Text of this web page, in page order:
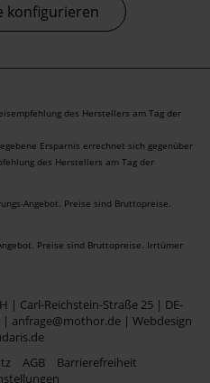
konfigurieren
des Herstellers am Tag der
Ersparnis errechnet sich gegenüber
des Herstellers am Tag der
Angebot. Preise sind Bruttopreise.
Preise sind Bruttopreise. Irrtümer
| Carl-Reichstein-Straße 25 | DE-
| anfrage@mothor.de | Webdesign
AGB
Barrierefreiheit